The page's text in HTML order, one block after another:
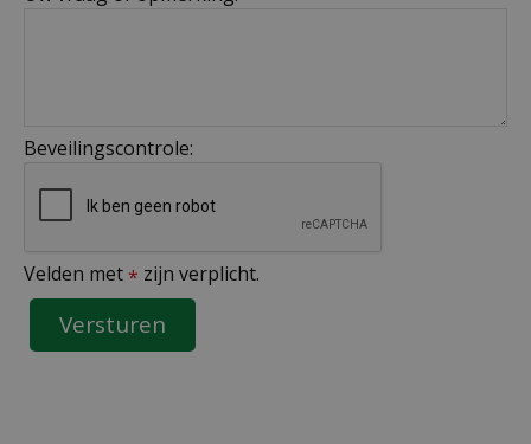
Beveilingscontrole:
Velden met * zijn verplicht.